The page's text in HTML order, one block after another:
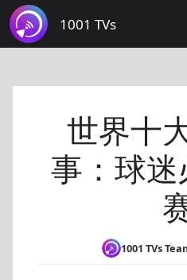
1001 TVs
世界十
事：球
1001 TVs